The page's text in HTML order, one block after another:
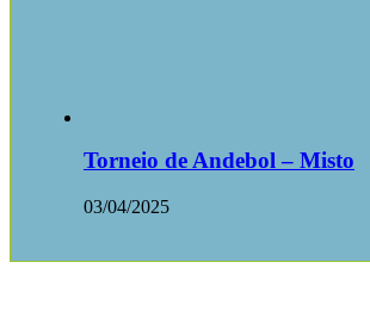
Torneio de Andebol – Misto
03/04/2025